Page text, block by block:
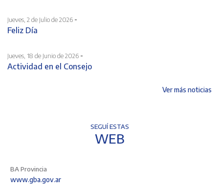
Jueves, 2 de Julio de 2026 -
Feliz Día
Jueves, 18 de Junio de 2026 -
Actividad en el Consejo
Ver más noticias
SEGUÍ ESTAS
WEB
BA Provincia
www.gba.gov.ar